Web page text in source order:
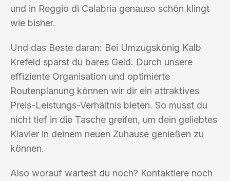
und in Reggio di Calabria genauso schön klingt
wie bisher.
Und das Beste daran: Bei Umzugskönig Kalb
Krefeld sparst du bares Geld. Durch unsere
effiziente Organisation und optimierte
Routenplanung können wir dir ein attraktives
Preis-Leistungs-Verhältnis bieten. So musst du
nicht tief in die Tasche greifen, um dein geliebtes
Klavier in deinem neuen Zuhause genießen zu
können.
Also worauf wartest du noch? Kontaktiere noch